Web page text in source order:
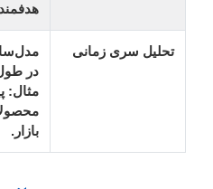
تحلیل سری زمانی
در
مثال:
بازار.